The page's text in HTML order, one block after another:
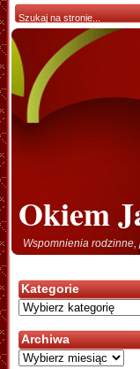
Okiem
Wspomnienia
Kategorie
Kategorie
Archiwa
Archiwa